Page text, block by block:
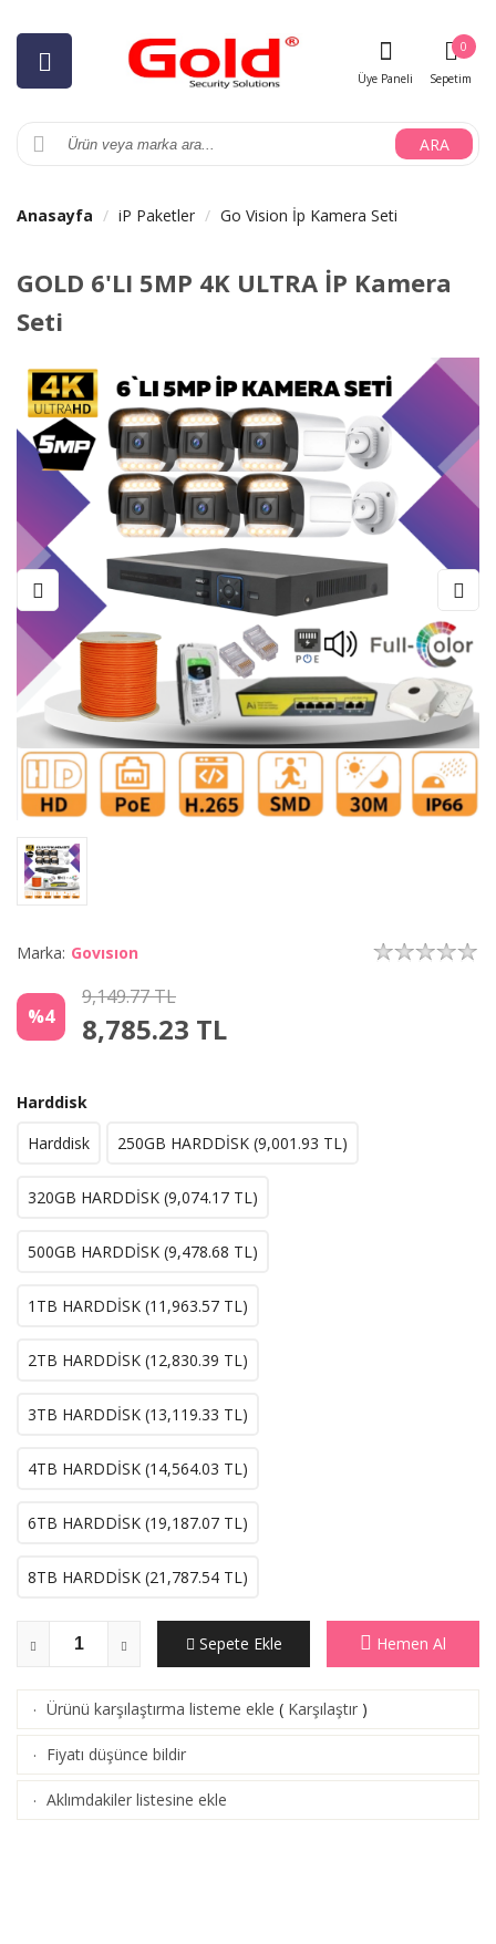
ARA
Üye Paneli Sepetim
0
Anasayfa iP Paketler Go Vision İp Kamera Seti
GOLD 6'LI 5MP 4K ULTRA İP Kamera
Seti
Marka: Govısıon
%4
9,149.77 TL
8,785.23 TL
Harddisk
Harddisk
250GB HARDDİSK (9,001.93 TL)
320GB HARDDİSK (9,074.17 TL)
500GB HARDDİSK (9,478.68 TL)
1TB HARDDİSK (11,963.57 TL)
2TB HARDDİSK (12,830.39 TL)
3TB HARDDİSK (13,119.33 TL)
4TB HARDDİSK (14,564.03 TL)
6TB HARDDİSK (19,187.07 TL)
8TB HARDDİSK (21,787.54 TL)
Sepete Ekle Hemen Al
· Ürünü karşılaştırma listeme ekle ( Karşılaştır )
· Fiyatı düşünce bildir
· Aklımdakiler listesine ekle